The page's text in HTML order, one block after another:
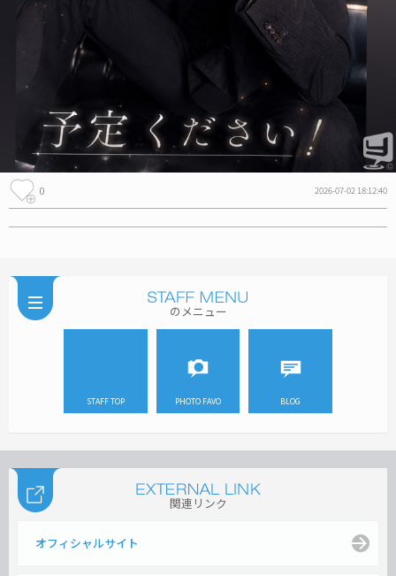
0 2026-07-02 18:12:40
のメニュー
STAFF TOP PHOTO FAVO BLOG
関連リンク
オフィシャルサイト